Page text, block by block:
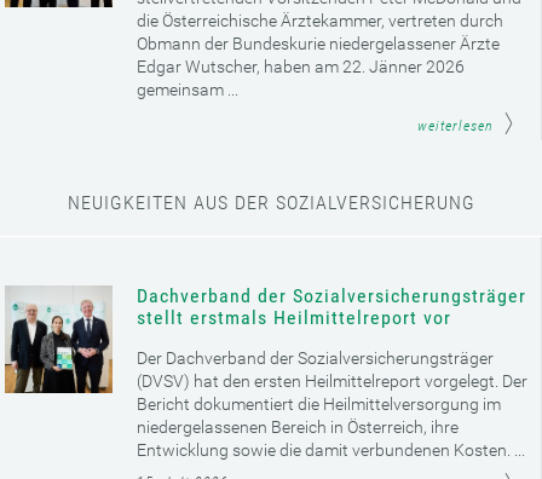
die Österreichische Ärztekammer, vertreten durch
Obmann der Bundeskurie niedergelassener Ärzte
Edgar Wutscher, haben am 22. Jänner 2026
gemeinsam ...
weiterlesen
NEUIGKEITEN AUS DER SOZIALVERSICHERUNG
Dachverband der Sozialversicherungsträger
stellt erstmals Heilmittelreport vor
Der Dachverband der Sozialversicherungsträger
(DVSV) hat den ersten Heilmittelreport vorgelegt. Der
Bericht dokumentiert die Heilmittelversorgung im
niedergelassenen Bereich in Österreich, ihre
Entwicklung sowie die damit verbundenen Kosten. ...